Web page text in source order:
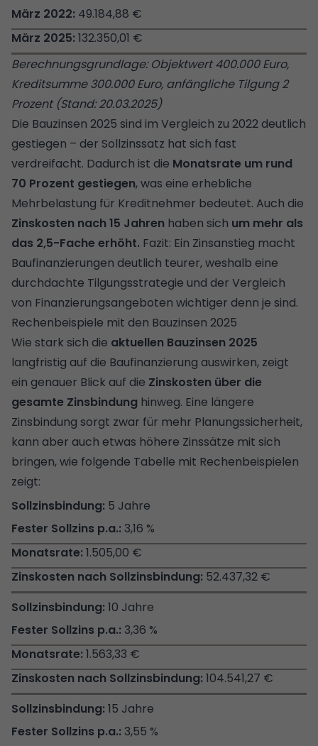
49.184,88 €
132.350,01 €
Berechnungsgrundlage: Objektwert 400.000 Euro,
Kreditsumme 300.000 Euro, anfängliche Tilgung 2
Prozent (Stand: 20.03.2025)
Die Bauzinsen 2025 sind im Vergleich zu 2022 deutlich
gestiegen – der Sollzinssatz hat sich fast
verdreifacht. Dadurch ist die Monatsrate um rund
70 Prozent gestiegen, was eine erhebliche
Mehrbelastung für Kreditnehmer bedeutet. Auch die
Zinskosten nach 15 Jahren haben sich um mehr als
das 2,5-Fache erhöht. Fazit: Ein Zinsanstieg macht
Baufinanzierungen deutlich teurer, weshalb eine
durchdachte Tilgungsstrategie und der Vergleich
von Finanzierungsangeboten wichtiger denn je sind.
Rechenbeispiele mit den Bauzinsen 2025
Wie stark sich die aktuellen Bauzinsen 2025
langfristig auf die Baufinanzierung auswirken, zeigt
ein genauer Blick auf die Zinskosten über die
gesamte Zinsbindung hinweg. Eine längere
Zinsbindung sorgt zwar für mehr Planungssicherheit,
kann aber auch etwas höhere Zinssätze mit sich
bringen, wie folgende Tabelle mit Rechenbeispielen
zeigt:
5 Jahre
3,16 %
1.505,00 €
52.437,32 €
10 Jahre
3,36 %
1.563,33 €
104.541,27 €
15 Jahre
3,55 %